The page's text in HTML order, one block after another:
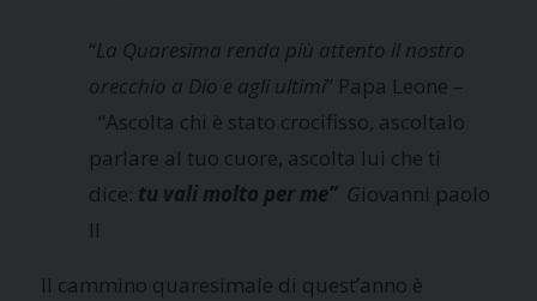
“La Quaresima renda più attento il nostro
orecchio a Dio e agli ultimi” Papa Leone –
“Ascolta chi è stato crocifisso, ascoltalo
parlare al tuo cuore, ascolta lui che ti
dice: tu vali molto per me” Giovanni paolo
II
Il cammino quaresimale di quest’anno è